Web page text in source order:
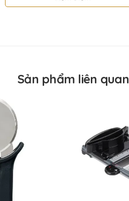
Sản phẩm liên quan